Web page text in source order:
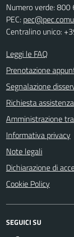
Numero verde:
PEC:
Centralino unico:
Leggi le FAQ
Prenotazione
Segnalazione
Richiesta assistenza
Amministrazione
Informativa privacy
Note legali
Dichiarazione di
Cookie Policy
SEGUICI SU